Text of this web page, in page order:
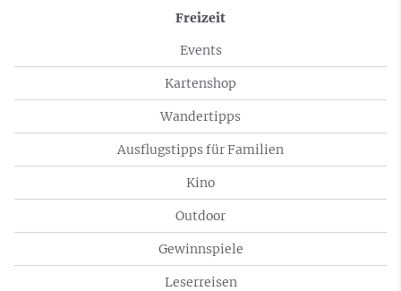
Freizeit
Events
Kartenshop
Wandertipps
Ausflugstipps für Familien
Kino
Outdoor
Gewinnspiele
Leserreisen